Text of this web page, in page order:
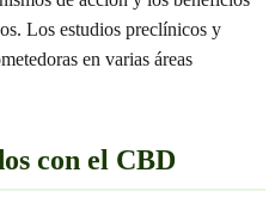
Los estudios preclínicos y
en varias áreas
con el CBD